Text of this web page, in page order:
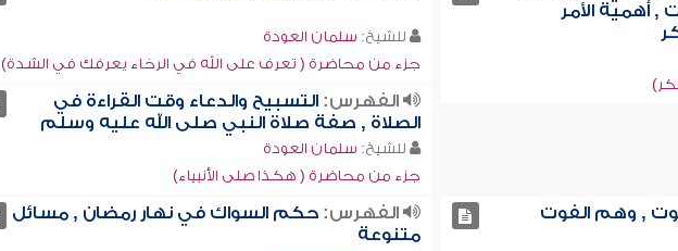
أهمية الأمر
للشيخ: سلمان العودة
جزء من محاضرة ( تعرف على الله في الرخاء يعرفك في الشدة)
الفهرس: التسبيح والدعاء وقت القراءة في
الصلاة , صفة صلاة النبي صلى الله عليه وسلم
للشيخ: سلمان العودة
جزء من محاضرة ( هكذا صلى الأنبياء)
, وهم الفوت الفهرس: حكم السواك في نهار رمضان , مسائل
متنوعة